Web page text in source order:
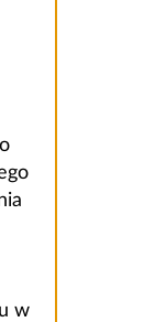
w